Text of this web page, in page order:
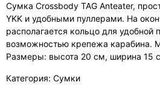
Сумка Crossbody TAG Anteater,
YKK и удобными пуллерами. На
располагается кольцо для удобной
возможностью крепежа карабина.
Размеры: высота 20 см, ширина 15
Категория: Сумки